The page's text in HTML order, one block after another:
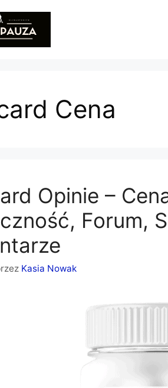
Cena
Opinie –
Forum,
Kasia Nowak